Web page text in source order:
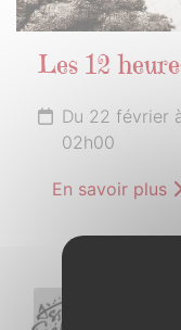
Les 12
Du 22 février
02h00
En savoir plus
1er